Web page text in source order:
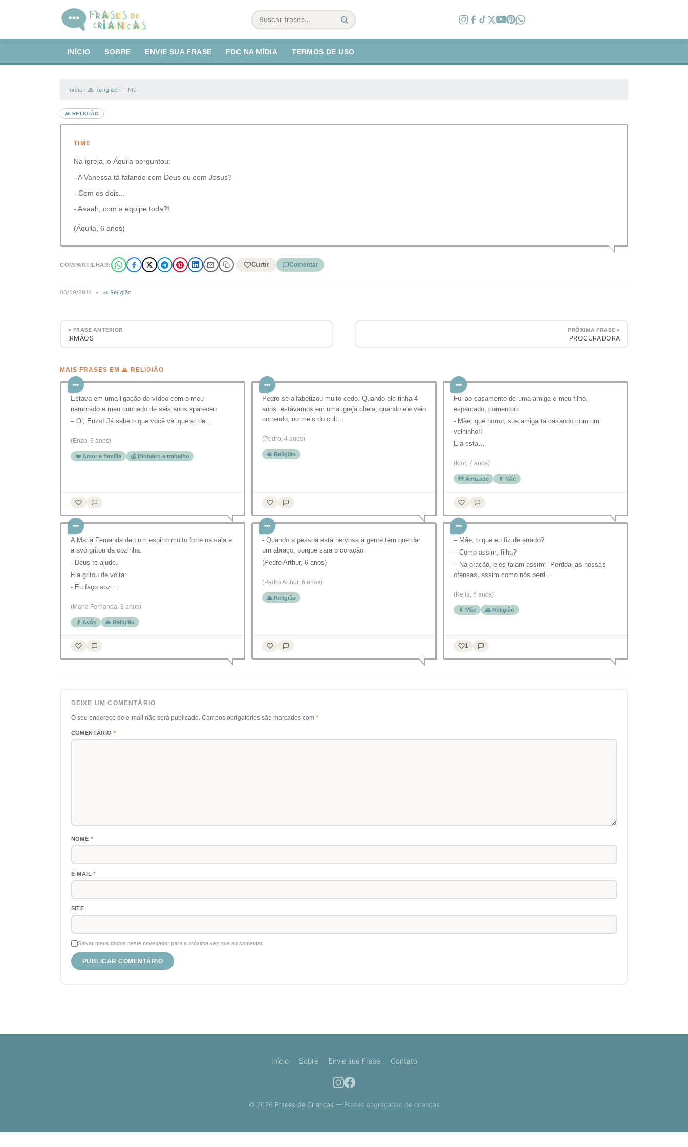
Buscar
INÍCIO SOBRE ENVIE SUA FRASE FDC NA MÍDIA TERMOS DE USO
Início › 🙏 Religião ›TIME
🙏 RELIGIÃO
TIME
Na igreja, o Áquila perguntou:
- A Vanessa tá falando com Deus ou com Jesus?
- Com os dois...
- Aaaah, com a equipe toda?!
(Áquila, 6 anos)
COMPARTILHAR: Curtir Comentar
06/09/2019 • 🙏 Religião
« FRASE ANTERIOR
IRMÃOS
PRÓXIMA FRASE »
PROCURADORA
MAIS FRASES EM 🙏 RELIGIÃO
Estava em uma ligação de vídeo com o meu
namorado e meu cunhado de seis anos apareceu
– Oi, Enzo! Já sabe o que você vai querer de…
(Enzo, 6 anos)
❤️ Amor e família 💰 Dinheiro e trabalho
Pedro se alfabetizou muito cedo. Quando ele tinha 4
anos, estávamos em uma igreja cheia, quando ele veio
correndo, no meio do cult…
(Pedro, 4 anos)
🙏 Religião
Fui ao casamento de uma amiga e meu filho,
espantado, comentou:
- Mãe, que horror, sua amiga tá casando com um
velhinho!!
Ela esta…
(Igor, 7 anos)
👫 Amizade 👩 Mãe
A Maria Fernanda deu um espirro muito forte na sala e
a avó gritou da cozinha:
- Deus te ajude.
Ela gritou de volta:
- Eu faço soz…
(Maria Fernanda, 3 anos)
👴 Avós 🙏 Religião
- Quando a pessoa está nervosa a gente tem que dar
um abraço, porque sara o coração.
(Pedro Arthur, 6 anos)
(Pedro Arthur, 6 anos)
🙏 Religião
– Mãe, o que eu fiz de errado?
– Como assim, filha?
– Na oração, eles falam assim: “Perdoai as nossas
ofensas, assim como nós perd…
(Keila, 6 anos)
👩 Mãe 🙏 Religião
1
DEIXE UM COMENTÁRIO
O seu endereço de e-mail não será publicado. Campos obrigatórios são marcados com *
COMENTÁRIO *
NOME *
E-MAIL*
SITE
Salvar meus dados neste navegador para a próxima vez que eu comentar.
Início Sobre Envie sua Frase Contato
© 2026 Frases de Crianças — Frases engraçadas de crianças